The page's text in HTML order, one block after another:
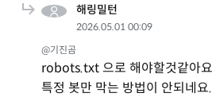
해링밀턴
2026.05.01 00:09
@기진곰
robots.txt 으로 해야할것같아
특정 봇만 막는 방법이 안되네요